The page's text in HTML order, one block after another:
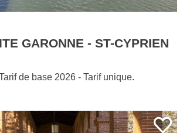
GARONNE - ST-CYPRIEN
de base 2026 - Tarif unique.